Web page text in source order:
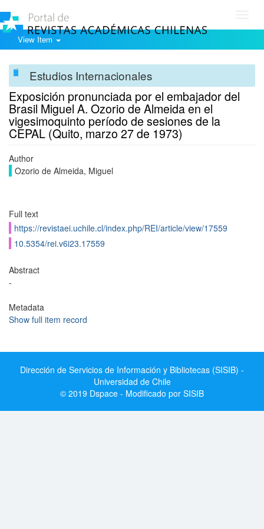
View Item
Estudios Internacionales
Exposición pronunciada por el embajador del
Brasil Miguel A. Ozorio de Almeida en el
vigesimoquinto período de sesiones de la
CEPAL (Quito, marzo 27 de 1973)
Author
Ozorio de Almeida, Miguel
Full text
https://revistaei.uchile.cl/index.php/REI/article/view/17559
10.5354/rei.v6i23.17559
Abstract
-
Metadata
Show full item record
Dirección de Servicios de Información y Bibliotecas (SISIB) -
Universidad de Chile
© 2019 Dspace - Modificado por SISIB